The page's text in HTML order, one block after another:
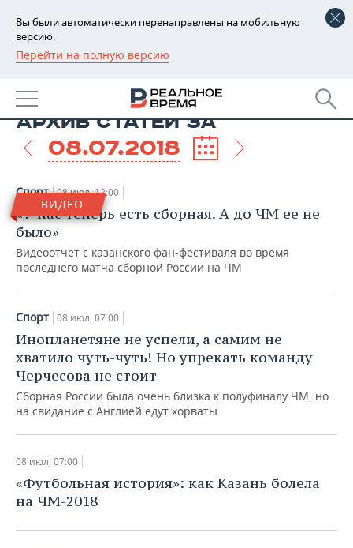
Вы были автоматически перенаправлены на мобильную
версию.
Перейти на полную версию
РЕГИОНЫ
БАШКОРТОСТАН
ТАТАРСТАН
УДМУРТИЯ
НОВОСТИ
АНАЛИТИКА
НОВОСТИ АНАЛИТИКИ
ДЕКЛАРАЦИИ О ДОХОДАХ
КОРОЛИ ГОСЗАКАЗА ПФО
ВУЗЫ ТАТАРСТАНА
КОМУ ПРИНАДЛЕЖАТ
ТОРГОВЫЕ ЦЕНТРЫ
ТАТАРСТАНА
ЭКОНОМИКА
НОВОСТИ ЭКОНОМИКИ
ФИНАНСЫ
БАНКИ
БЮДЖЕТ
ИНВЕСТИЦИИ
ПРОМЫШЛЕННОСТЬ
НОВОСТИ
ПРОМЫШЛЕННОСТИ
МАШИНОСТРОЕНИЕ
НЕФТЕХИМИЯ
НЕФТЬ
ОПК
ЭНЕРГЕТИКА
НЕДВИЖИМОСТЬ
НОВОСТИ НЕДВИЖИМОСТИ
АВТО
НОВОСТИ АВТО
БИЗНЕС
НОВОСТИ БИЗНЕСА
РОЗНИЧНАЯ ТОРГОВЛЯ
ТРАНСПОРТ
УСЛУГИ
ТЕХНОЛОГИИ
НОВОСТИ ТЕХНОЛОГИЙ
IT
МЕДИА
ТЕЛЕКОММУНИКАЦИИ
МЕРОПРИЯТИЯ
НОВОСТИ МЕРОПРИЯТИЙ
ВЫЕЗДНАЯ РЕДАКЦИЯ
БИЗНЕС-БРАНЧИ
ONLINE-КОНФЕРЕНЦИИ
СПОРТ
НОВОСТИ СПОРТА
ФУТБОЛ
ХОККЕЙ
ОБЩЕСТВО
НОВОСТИ ОБЩЕСТВА
ВЛАСТЬ
ФОТОГАЛЕРЕЯ
СЮЖЕТЫ
АРХИВ СТАТЕЙ ЗА
08.07.2018
ВИДЕО
Спорт 08 июл, 12:00
«У нас теперь есть сборная. А до ЧМ ее не
было»
Видеоотчет с казанского фан-фестиваля во время
последнего матча сборной России на ЧМ
Спорт 08 июл, 07:00
Инопланетяне не успели, а самим не
хватило чуть-чуть! Но упрекать команду
Черчесова не стоит
Сборная России была очень близка к полуфиналу ЧМ, но
на свидание с Англией едут хорваты
08 июл, 07:00
«Футбольная история»: как Казань болела
на ЧМ-2018